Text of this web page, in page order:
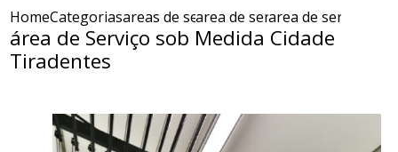
HomeCategoriasareas de servico planejadas
area de servico planejada
area de servico
área de Serviço sob Medida Cidade
Tiradentes